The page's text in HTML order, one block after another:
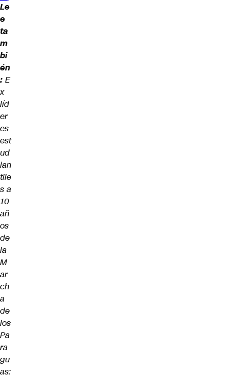
Le
e
ta
m
bi
én
: E
x
líd
er
es
est
ud
ian
tile
s a
10
añ
os
de
la
M
ar
ch
a
de
los
Pa
ra
gu
as: